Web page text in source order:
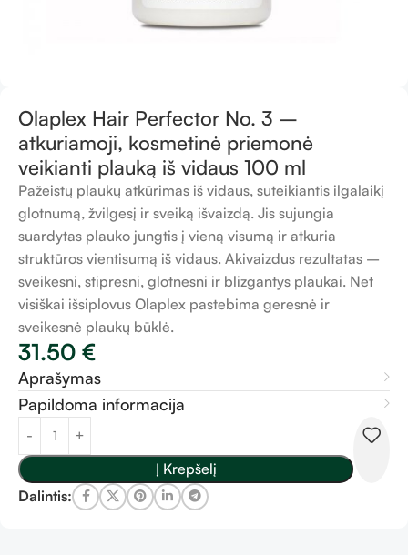
Olaplex Hair Perfector No. 3 –
atkuriamoji, kosmetinė priemonė
veikianti plauką iš vidaus 100 ml
Pažeistų plaukų atkūrimas iš vidaus, suteikiantis ilgalaikį
glotnumą, žvilgesį ir sveiką išvaizdą. Jis sujungia
suardytas plauko jungtis į vieną visumą ir atkuria
struktūros vientisumą iš vidaus. Akivaizdus rezultatas –
sveikesni, stipresni, glotnesni ir blizgantys plaukai. Net
visiškai išsiplovus Olaplex pastebima geresnė ir
sveikesnė plaukų būklė.
31.50 €
Aprašymas
Papildoma informacija
Į Krepšelį
Dalintis: